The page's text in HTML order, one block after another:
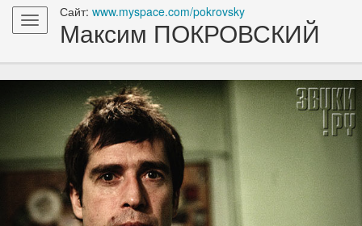
Toggle
navigation
Сайт: www.myspace.com/pokrovsky
Максим ПОКРОВСКИЙ
Previous